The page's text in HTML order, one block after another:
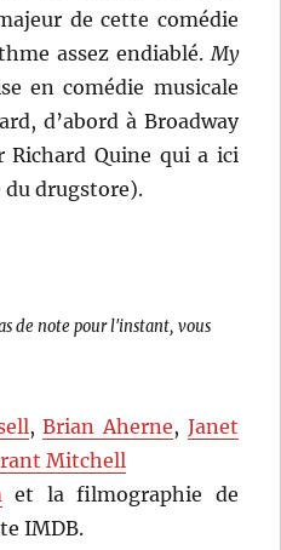
de cette comédie
assez endiablé.My
en comédie musicale
d’abord à Broadway
Quine qui a ici
drugstore).
de note pour l'instant, vous
,Brian Aherne, Janet
Mitchell
et la filmographie de
IMDB.